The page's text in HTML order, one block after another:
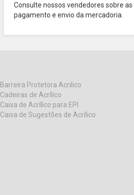
Consulte nossos vendedores sobre
pagamento e envio da mercadoria.
Barreira Protetora Acrilico
Cadeiras de Acrílico
Caixa de Acrílico para EPI
Caixa de Sugestões de Acrílico